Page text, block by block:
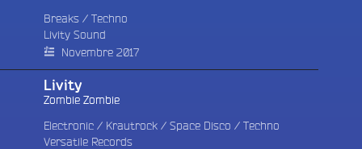
Breaks / Techno
Livity Sound
Novembre 2017
Livity
Zombie Zombie
Electronic / Krautrock / Space Disco / Techno
Versatile Records